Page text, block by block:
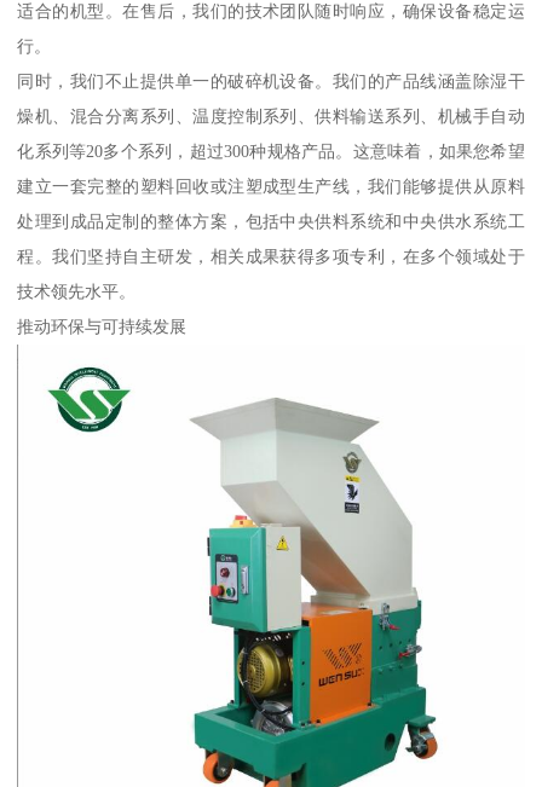
适合的机型。在售后，我们的技术团队随时响应，确保设备稳定运
行。
同时，我们不止提供单一的破碎机设备。我们的产品线涵盖除湿干
燥机、混合分离系列、温度控制系列、供料输送系列、机械手自动
化系列等20多个系列，超过300种规格产品。这意味着，如果您希望
建立一套完整的塑料回收或注塑成型生产线，我们能够提供从原料
处理到成品定制的整体方案，包括中央供料系统和中央供水系统工
程。我们坚持自主研发，相关成果获得多项专利，在多个领域处于
技术领先水平。
推动环保与可持续发展